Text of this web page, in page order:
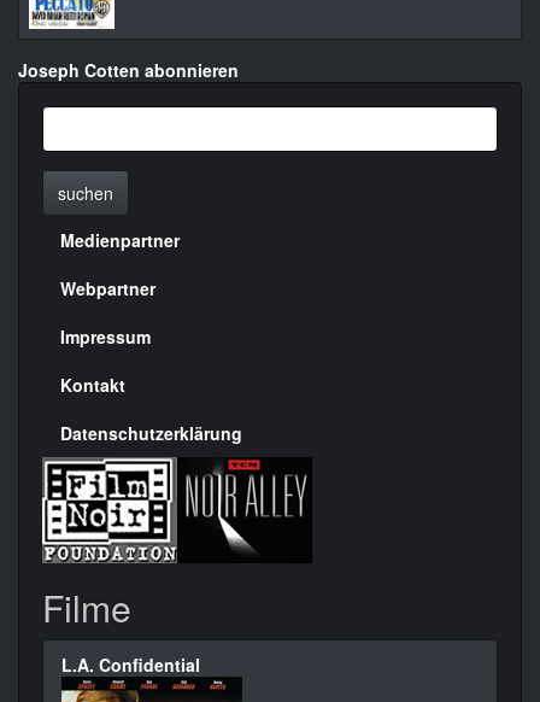
Joseph Cotten abonnieren
suchen
Menülinks
rechte
Seite
Medienpartner
Webpartner
Impressum
Kontakt
Datenschutzerklärung
Filme
L.A. Confidential